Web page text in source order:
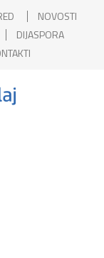
NOVOSTI
DIJASPORA